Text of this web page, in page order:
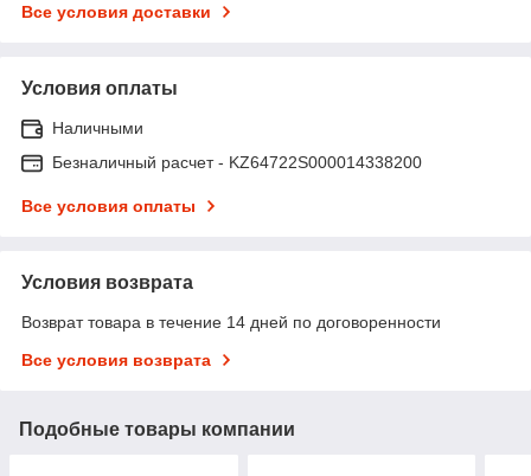
Все условия доставки
Условия оплаты
Наличными
Безналичный расчет - KZ64722S000014338200
Все условия оплаты
Условия возврата
Возврат товара в течение 14 дней по договоренности
Все условия возврата
Подобные товары компании